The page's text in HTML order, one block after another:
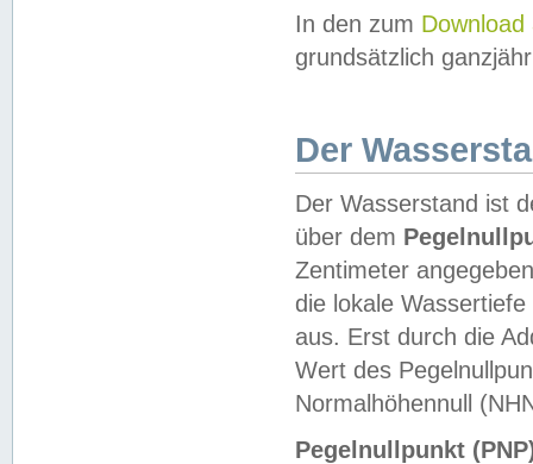
In den zum Download
grundsätzlich
Der
Der Wasserstand ist
über dem
Zentimeter
die lokale
aus. Erst durch die
Wert des
Normalhöhennull
Pegelnullpunkt